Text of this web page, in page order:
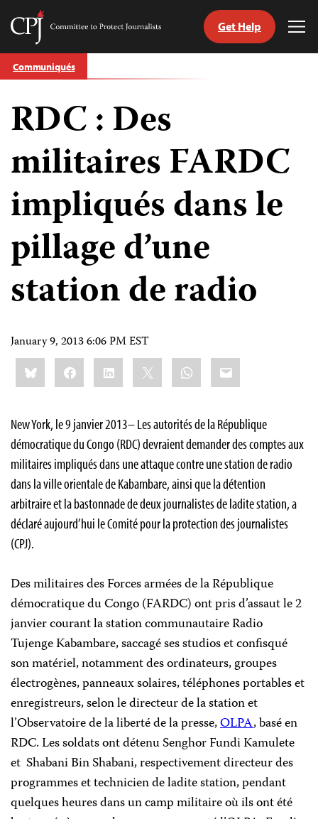
Skip
to
Committee
Journalists
Get Help
Communiqués
RDC : Des
militaires FARDC
impliqués dans le
pillage d’une
station de radio
January 9, 2013 6:06 PM EST
Share
this:BlueskyFacebookLinkedIn WhatsApp
Email
New York, le 9 janvier 2013– Les autorités de la République
démocratique du Congo (RDC) devraient demander des comptes aux
militaires impliqués dans une attaque contre une station de radio
dans la ville orientale de Kabambare, ainsi que la détention
arbitraire et la bastonnade de deux journalistes de ladite station, a
déclaré aujourd’hui le Comité pour la protection des journalistes
(CPJ).
Des militaires des Forces armées de la République
démocratique du Congo (FARDC) ont pris d’assaut le 2
janvier courant la station communautaire Radio
Tujenge Kabambare, saccagé ses studios et confisqué
son matériel, notamment des ordinateurs, groupes
électrogènes, panneaux solaires, téléphones portables et
enregistreurs, selon le directeur de la station et
l’Observatoire de la liberté de la presse,OLPA, basé en
RDC. Les soldats ont détenu Senghor Fundi Kamulete
et Shabani Bin Shabani, respectivement directeur des
programmes et technicien de ladite station, pendant
quelques heures dans un camp militaire où ils ont été